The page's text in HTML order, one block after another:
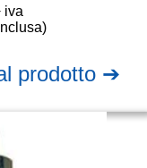
iva
prodotto ➔